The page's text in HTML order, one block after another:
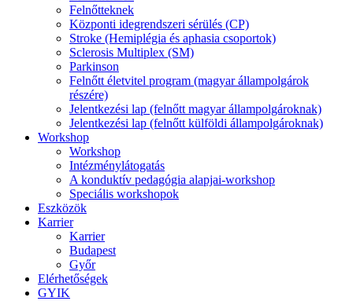
Felnőtteknek
Központi idegrendszeri sérülés (CP)
Stroke (Hemiplégia és aphasia csoportok)
Sclerosis Multiplex (SM)
Parkinson
Felnőtt életvitel program (magyar állampolgárok
részére)
Jelentkezési lap (felnőtt magyar állampolgároknak)
Jelentkezési lap (felnőtt külföldi állampolgároknak)
Workshop
Workshop
Intézménylátogatás
A konduktív pedagógia alapjai-workshop
Speciális workshopok
Eszközök
Karrier
Karrier
Budapest
Győr
Elérhetőségek
GYIK